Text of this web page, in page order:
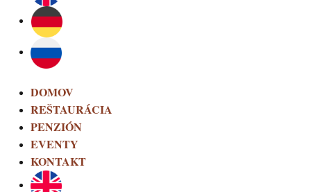
DOMOV
REŠTAURÁCIA
PENZIÓN
EVENTY
KONTAKT